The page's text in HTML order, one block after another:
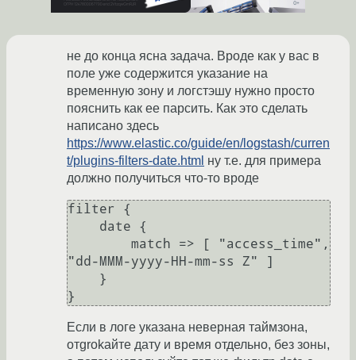
не до конца ясна задача. Вроде как у вас в
поле уже содержится указание на
временную зону и логстэшу нужно просто
пояснить как ее парсить. Как это сделать
написано здесь
https://www.elastic.co/guide/en/logstash/curren
t/plugins-filters-date.html ну т.е. для примера
должно получиться что-то вроде
filter {
"dd-MMM-yyyy-HH-mm-ss Z" ]
Если в логе указана неверная таймзона,
отgrokайте дату и время отдельно, без зоны,